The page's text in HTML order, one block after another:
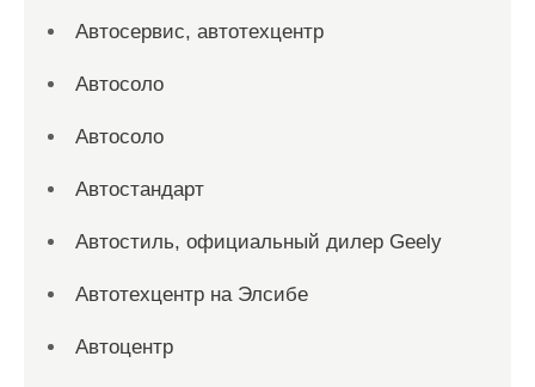
Автосервис, автотехцентр
Автосоло
Автосоло
Автостандарт
Автостиль, официальный дилер Geely
Автотехцентр на Элсибе
Автоцентр